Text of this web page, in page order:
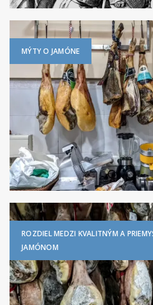
MÝTY O JAMÓNE
ROZDIEL MEDZI KVALITNÝM A
JAMÓNOM